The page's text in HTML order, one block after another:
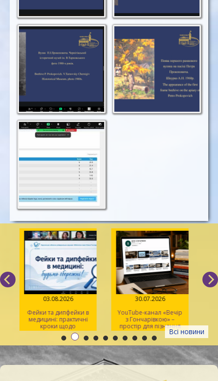
Всі новини
03.08.2026
Фейки та дипфейки в
медицині: практичні
кроки щодо
розпізнавання
30.07.2026
YouTube-канал «Вечір
з Гончарівкою» –
простір для пізнання
та натхнення